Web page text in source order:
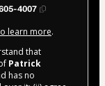
4007
learn more.
that
Patrick
has no